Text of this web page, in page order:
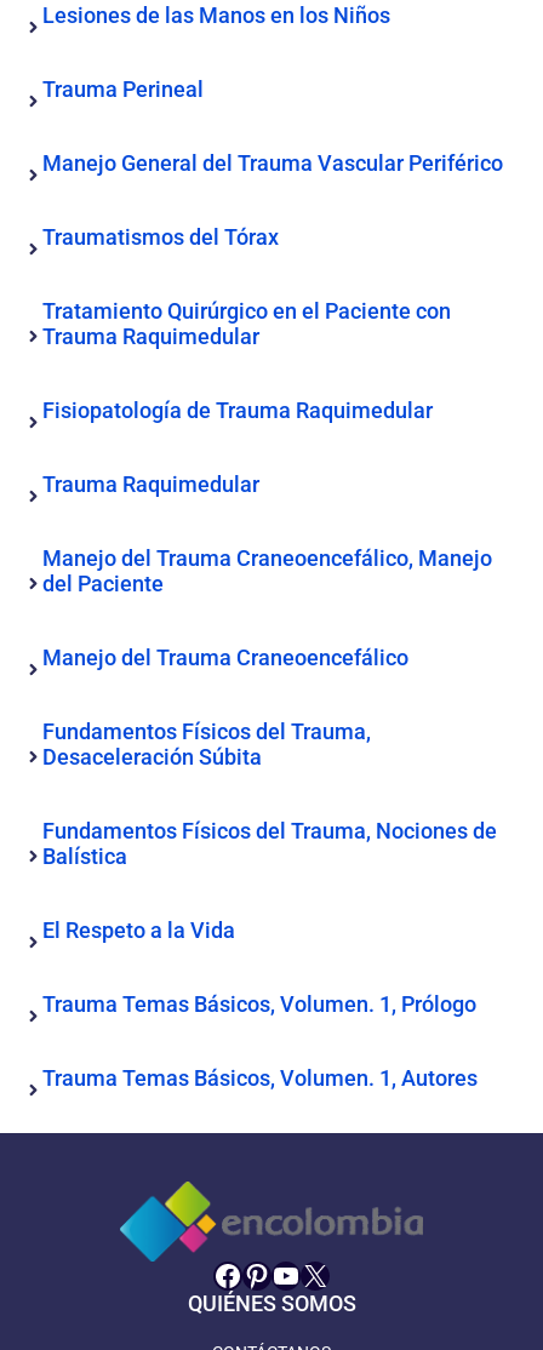
Lesiones de las Manos en los Niños
Trauma Perineal
Manejo General del Trauma Vascular Periférico
Traumatismos del Tórax
Tratamiento Quirúrgico en el Paciente con
Trauma Raquimedular
Fisiopatología de Trauma Raquimedular
Trauma Raquimedular
Manejo del Trauma Craneoencefálico, Manejo
del Paciente
Manejo del Trauma Craneoencefálico
Fundamentos Físicos del Trauma,
Desaceleración Súbita
Fundamentos Físicos del Trauma, Nociones de
Balística
El Respeto a la Vida
Trauma Temas Básicos, Volumen. 1, Prólogo
Trauma Temas Básicos, Volumen. 1, Autores
Facebook
Pinterest
YouTube
X
QUIÉNES SOMOS